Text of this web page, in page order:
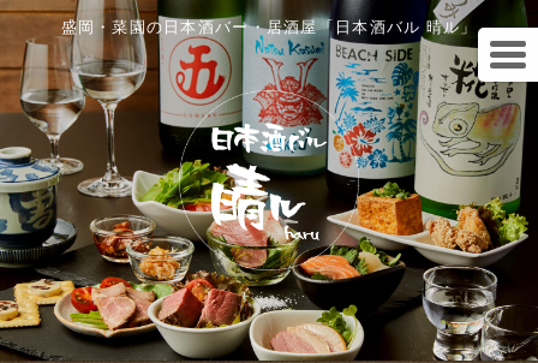
盛岡・菜園の日本酒バー・居酒屋「日本酒バル 晴ル」